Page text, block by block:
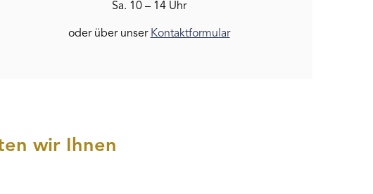
Sa. 10 – 14 Uhr
oder über unser Kontaktformular
wir Ihnen